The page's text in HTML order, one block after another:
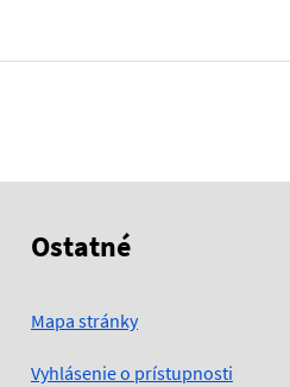
Ostatné
Mapa stránky
Vyhlásenie o prístupnosti